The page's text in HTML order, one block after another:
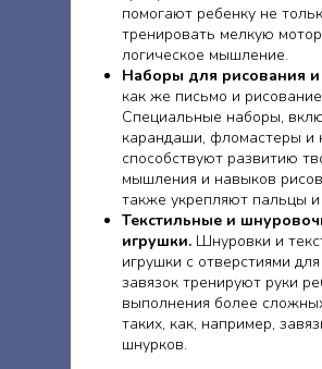
помогают ребенку не
тренировать мелкую
логическое мышление.
Наборы для рисования и
как же письмо и
Специальные наборы,
карандаши, фломастеры и
способствуют развитию
мышления и навыков
также укрепляют пальцы и
Текстильные и
игрушки. Шнуровки и
игрушки с отверстиями
завязок тренируют руки
выполнения более
таких, как, например,
шнурков.